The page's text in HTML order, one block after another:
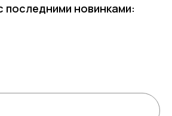
последними новинками: